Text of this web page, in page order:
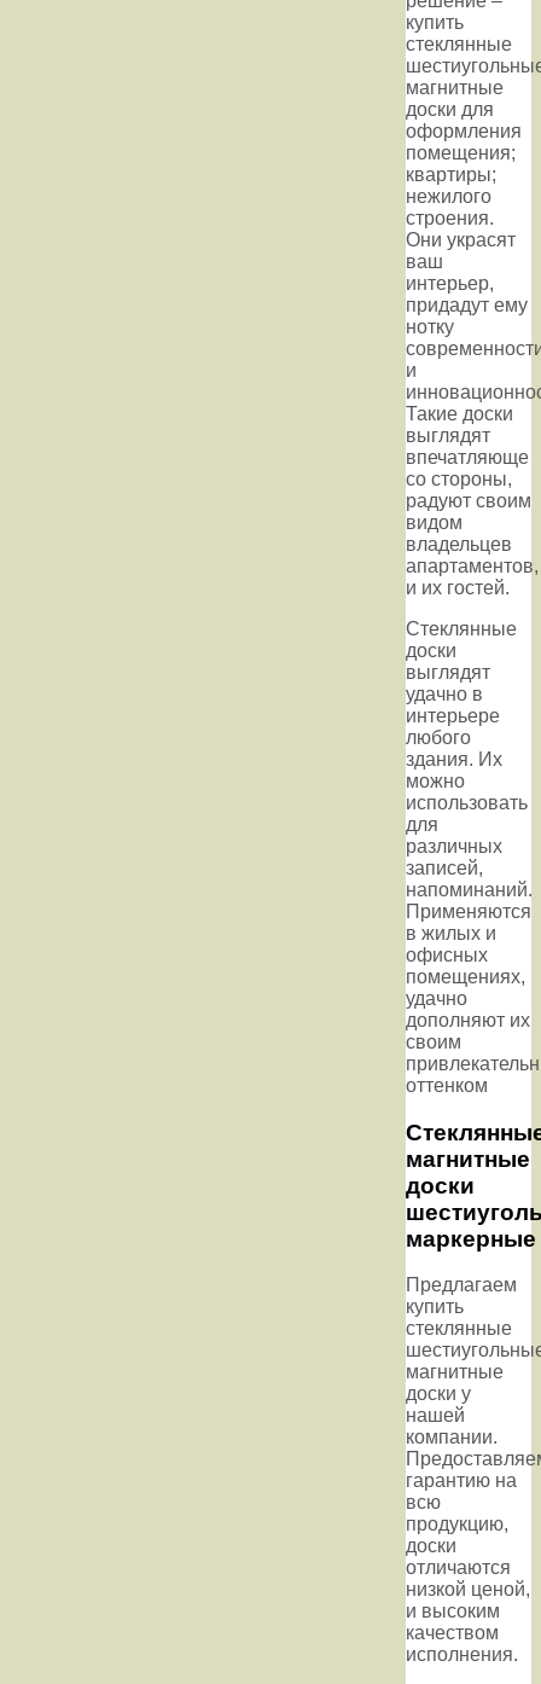
купить
стеклянные
магнитные
доски для
оформления
помещения;
квартиры;
нежилого
строения.
Они украсят
ваш
интерьер,
придадут ему
нотку
и
Такие доски
выглядят
впечатляюще
со стороны,
радуют своим
видом
владельцев
апартаментов,
и их гостей.
Стеклянные
доски
выглядят
удачно в
интерьере
любого
здания. Их
можно
использовать
для
различных
записей,
напоминаний.
Применяются
в жилых и
офисных
помещениях,
удачно
дополняют их
своим
оттенком
магнитные
доски
маркерные
Предлагаем
купить
стеклянные
магнитные
доски у
нашей
компании.
гарантию на
всю
продукцию,
доски
отличаются
низкой ценой,
и высоким
качеством
исполнения.